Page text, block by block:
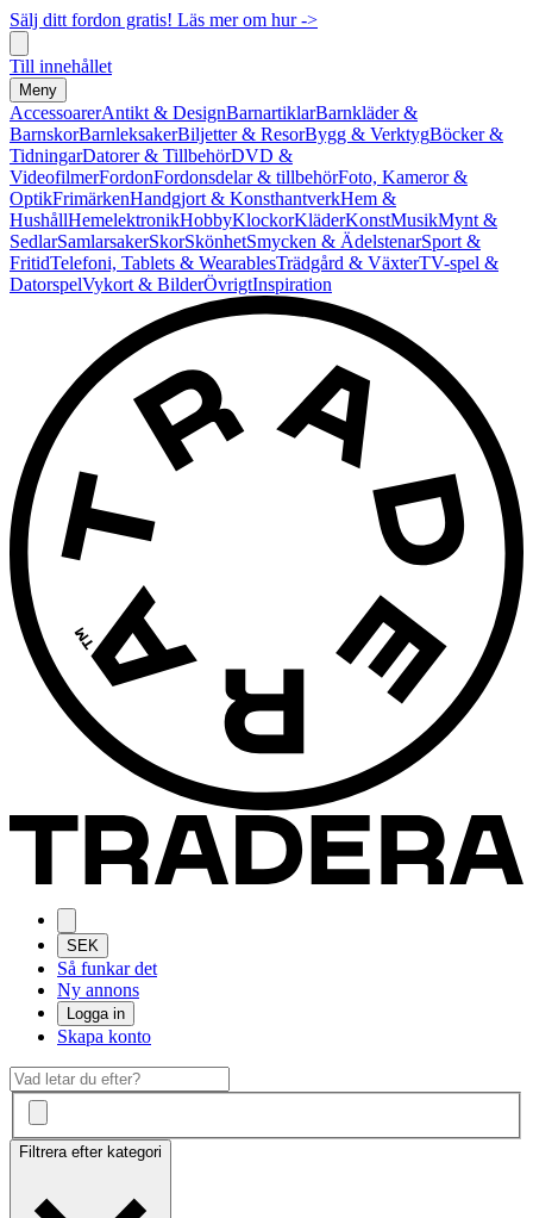
Sälj ditt fordon gratis! Läs mer om hur ->
Till innehållet
Meny
AccessoarerAntikt & DesignBarnartiklarBarnkläder &
BarnskorBarnleksakerBiljetter & ResorBygg & VerktygBöcker &
TidningarDatorer & TillbehörDVD &
VideofilmerFordonFordonsdelar & tillbehörFoto, Kameror &
OptikFrimärkenHandgjort & KonsthantverkHem &
HushållHemelektronikHobbyKlockorKläderKonstMusikMynt &
SedlarSamlarsakerSkorSkönhetSmycken & ÄdelstenarSport &
FritidTelefoni, Tablets & WearablesTrädgård & VäxterTV-spel &
DatorspelVykort & BilderÖvrigtInspiration
SEK
Så funkar det
Ny annons
Logga in
Skapa konto
Filtrera efter kategori